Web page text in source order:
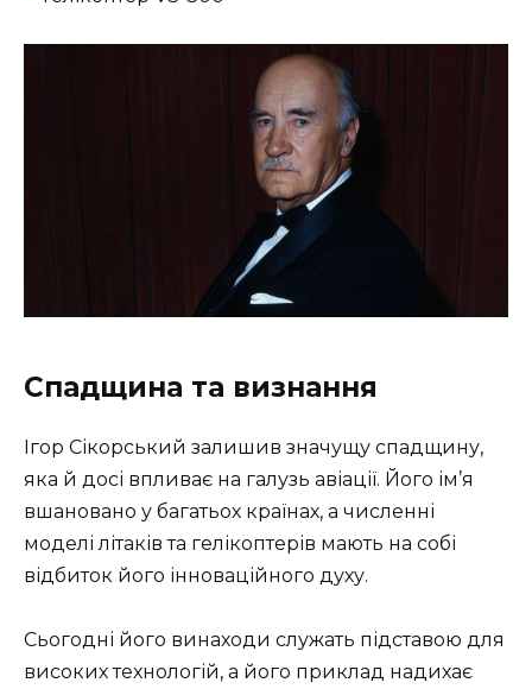
Спадщина та визнання
Ігор Сікорський залишив значущу спадщину,
яка й досі впливає на галузь авіації. Його ім’я
вшановано у багатьох країнах, а численні
моделі літаків та гелікоптерів мають на собі
відбиток його інноваційного духу.
Сьогодні його винаходи служать підставою для
високих технологій, а його приклад надихає